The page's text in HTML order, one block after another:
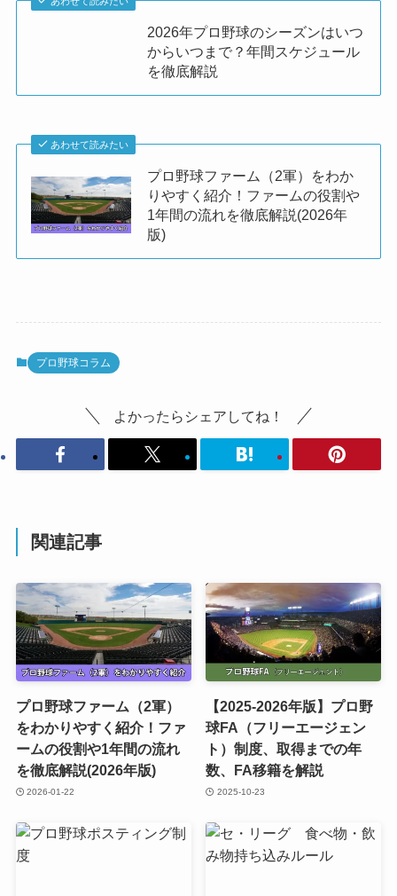
2026年プロ野球のシーズンはいつ
からいつまで？年間スケジュール
を徹底解説
あわせて読みたい
プロ野球ファーム（2軍）をわか
りやすく紹介！ファームの役割や
1年間の流れを徹底解説(2026年
版)
プロ野球コラム
よかったらシェアしてね！
関連記事
プロ野球ファーム（2軍）
をわかりやすく紹介！ファ
ームの役割や1年間の流れ
を徹底解説(2026年版)
2026-01-22
【2025-2026年版】プロ野
球FA（フリーエージェン
ト）制度、取得までの年
数、FA移籍を解説
2025-10-23